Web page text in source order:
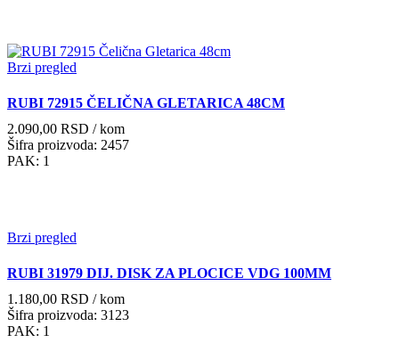
Brzi pregled
RUBI 72915 ČELIČNA GLETARICA 48CM
2.090,00 RSD / kom
Šifra proizvoda: 2457
PAK: 1
Brzi pregled
RUBI 31979 DIJ. DISK ZA PLOCICE VDG 100MM
1.180,00 RSD / kom
Šifra proizvoda: 3123
PAK: 1